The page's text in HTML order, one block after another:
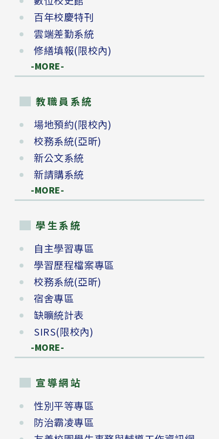
百年校慶特刊
雲端差勤系統
修繕填報(限校內)
-MORE-
教職員系統
場地預約(限校內)
校務系統(亞昕)
新公文系統
新請購系統
-MORE-
學生系統
自主學習專區
學習歷程檔案專區
校務系統(亞昕)
宿舍專區
缺曠統計表
SIRS(限校內)
-MORE-
宣導網站
性別平等專區
防治霸凌專區